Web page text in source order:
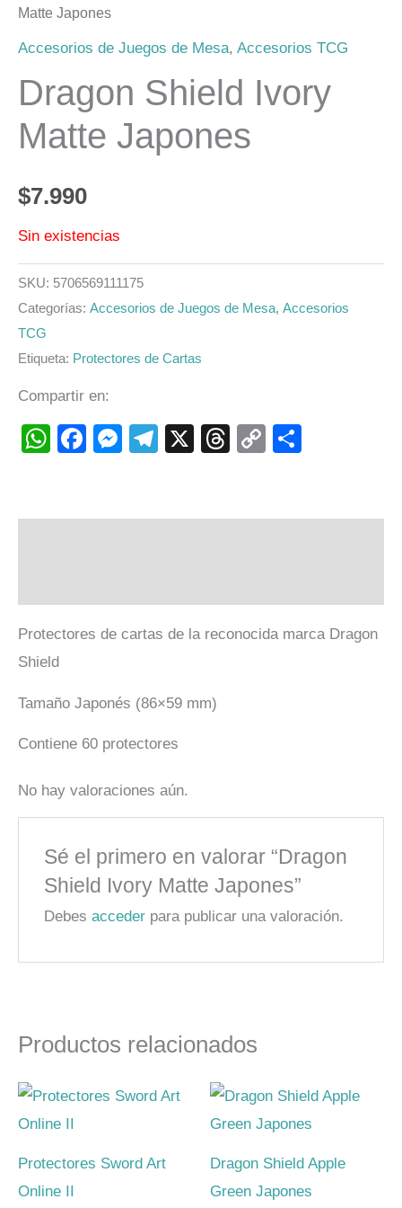
Matte Japones
Accesorios de Juegos de Mesa, Accesorios TCG
Dragon Shield Ivory
Matte Japones
$7.990
Sin existencias
SKU: 5706569111175
Categorías: Accesorios de Juegos de Mesa, Accesorios
TCG
Etiqueta: Protectores de Cartas
Compartir en:
WhatsApp
Facebook
Messenger
Telegram
X Threads
Copy
Protectores de cartas de la reconocida marca Dragon
Shield
Tamaño Japonés (86×59 mm)
Contiene 60 protectores
No hay valoraciones aún.
Sé el primero en valorar “Dragon
Shield Ivory Matte Japones”
Debesacceder para publicar una valoración.
Productos relacionados
Protectores Sword Art
Online II
Dragon Shield Apple
Green Japones